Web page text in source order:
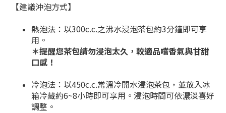
【建議沖泡方式】
熱泡法：以300c.c.之沸水浸泡茶包約3分鐘即可享
用。
＊提醒您茶包請勿浸泡太久，較適品嚐香氣與甘甜
口感！
冷泡法：以450c.c.常溫冷開水浸泡茶包，並放入冰
箱冷藏約6~8小時即可享用。浸泡時間可依濃淡喜好
調整。